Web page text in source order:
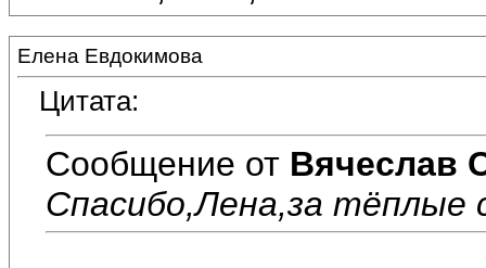
Елена Евдокимова
Цитата:
Сообщение от Вячеслав
Спасибо,Лена,за тёплые